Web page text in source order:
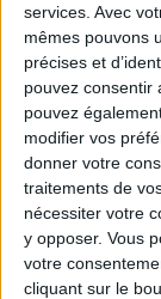
services. Avec
mêmes pouvons
précises et
pouvez consentir
pouvez
modifier vos
donner votre
traitements de
nécessiter votre
y opposer. Vous
votre
cliquant sur le
Peut-on